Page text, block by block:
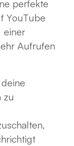
perfekte
YouTube
einer
Aufrufen
zu